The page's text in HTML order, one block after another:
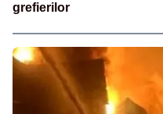
grefierilor